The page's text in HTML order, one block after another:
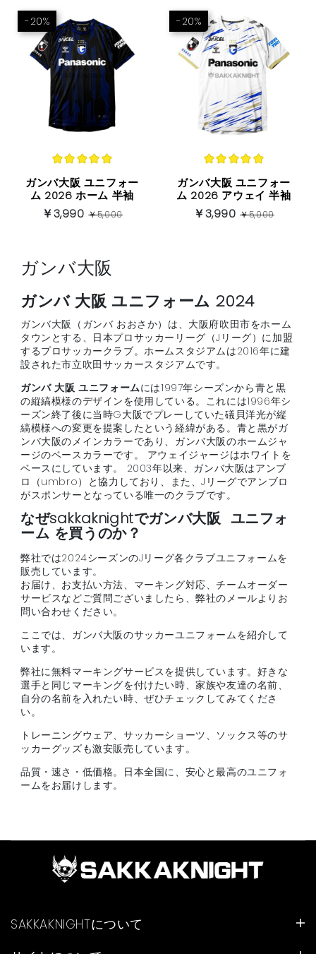
-20%
ガンバ大阪 ユニフォー
ム 2026 ホーム 半袖
￥3,990￥5,000
-20%
ガンバ大阪 ユニフォー
ム 2026 アウェイ 半袖
￥3,990￥5,000
ガンバ大阪
ガンバ 大阪 ユニフォーム 2024
ガンバ大阪（ガンバ おおさか）は、大阪府吹田市をホーム
タウンとする、日本プロサッカーリーグ（Jリーグ）に加盟
するプロサッカークラブ。ホームスタジアムは2016年に建
設された市立吹田サッカースタジアムです。
ガンバ 大阪 ユニフォームには1997年シーズンから青と黒
の縦縞模様のデザインを使用している。これには1996年シ
ーズン終了後に当時G大阪でプレーしていた礒貝洋光が縦
縞模様への変更を提案したという経緯がある。青と黒がガ
ンバ大阪のメインカラーであり、ガンバ大阪のホームジャ
ージのベースカラーです。 アウェイジャージはホワイトを
ベースにしています。 2003年以来、ガンバ大阪はアンブ
ロ（umbro）と協力しており、また、Jリーグでアンブロ
がスポンサーとなっている唯一のクラブです。
なぜsakkaknightでガンバ大阪 ユニフォ
ーム を買うのか？
弊社では2024シーズンのJリーグ各クラブユニフォームを
販売しています。
お届け、お支払い方法、マーキング対応、チームオーダー
サービスなどご質問ございましたら、弊社のメールよりお
問い合わせください。
ここでは、ガンバ大阪のサッカーユニフォームを紹介して
います。
弊社に無料マーキングサービスを提供しています。好きな
選手と同じマーキングを付けたい時、家族や友達の名前、
自分の名前を入れたい時、ぜひチェックしてみてくださ
い。
トレーニングウェア、サッカーショーツ、ソックス等のサ
ッカーグッズも激安販売しています。
品質・速さ・低価格。日本全国に、安心と最高のユニフォ
ームをお届けします。
SAKKAKNIGHTについて